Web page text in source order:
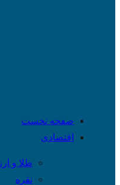
صفحه نخست
اقتصادی
طلا و ارز
نقره